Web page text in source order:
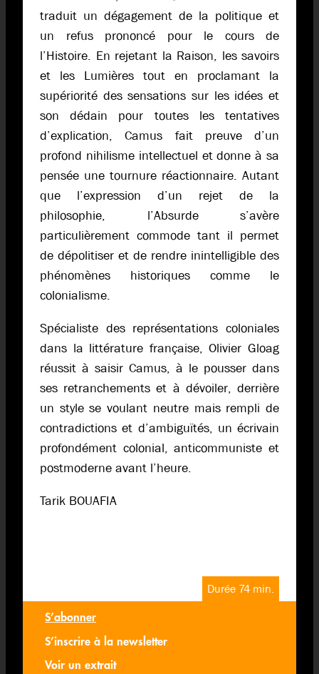
traduit un dégagement de la politique et
un refus prononcé pour le cours de
l’Histoire. En rejetant la Raison, les savoirs
et les Lumières tout en proclamant la
supériorité des sensations sur les idées et
son dédain pour toutes les tentatives
d’explication, Camus fait preuve d’un
profond nihilisme intellectuel et donne à sa
pensée une tournure réactionnaire. Autant
que l’expression d’un rejet de la
philosophie, l’Absurde s’avère
particulièrement commode tant il permet
de dépolitiser et de rendre inintelligible des
phénomènes historiques comme le
colonialisme.
Spécialiste des représentations coloniales
dans la littérature française, Olivier Gloag
réussit à saisir Camus, à le pousser dans
ses retranchements et à dévoiler, derrière
un style se voulant neutre mais rempli de
contradictions et d’ambiguïtés, un écrivain
profondément colonial, anticommuniste et
postmoderne avant l’heure.
Tarik BOUAFIA
Durée 74 min.
S’abonner
S’inscrire à la newsletter
Voir un extrait